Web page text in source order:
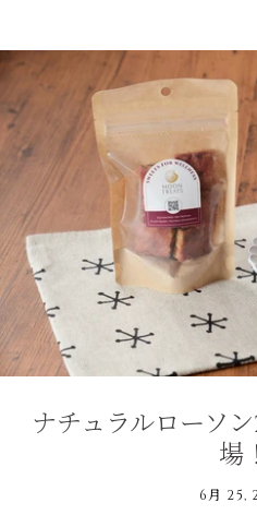
ナチュラルローソ
場！
6月 25,